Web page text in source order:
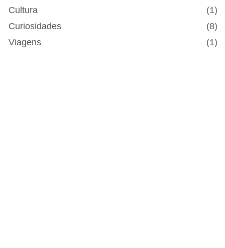
Cultura
(1)
Curiosidades
(8)
Viagens
(1)